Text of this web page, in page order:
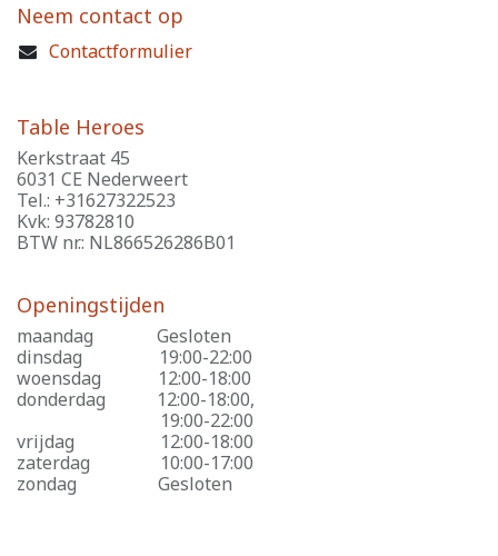
Neem contact op
Contactformulier
Table Heroes
Kerkstraat 45
6031 CE Nederweert
Tel.: +31627322523
Kvk: 93782810
BTW nr.: NL866526286B01
Openingstijden
maandag
​Gesloten
dinsdag
​19:00-22:00
woensdag
​12:00-18:00
donderdag
​12:00-18:00,
​19:00-22:00
vrijdag
​12:00-18:00
zaterdag
​10:00-17:00
zondag
​Gesloten